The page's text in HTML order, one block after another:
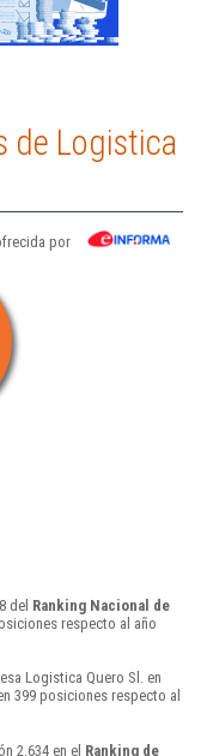
de Logistica
por
del Ranking Nacional de
respecto al año
Logistica Quero Sl. en
399 posiciones respecto al
2.634 en el Ranking de